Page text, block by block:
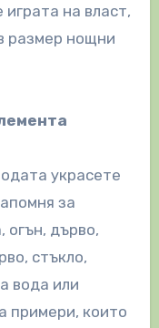
на власт,
размер нощни
украсете
за
огън, дърво,
стъкло,
вода или
примери, които